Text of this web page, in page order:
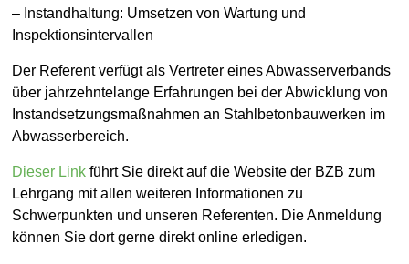
– Instandhaltung: Umsetzen von Wartung und
Inspektionsintervallen
Der Referent verfügt als Vertreter eines Abwasserverbands
über jahrzehntelange Erfahrungen bei der Abwicklung von
Instandsetzungsmaßnahmen an Stahlbetonbauwerken im
Abwasserbereich.
Dieser Link führt Sie direkt auf die Website der BZB zum
Lehrgang mit allen weiteren Informationen zu
Schwerpunkten und unseren Referenten. Die Anmeldung
können Sie dort gerne direkt online erledigen.